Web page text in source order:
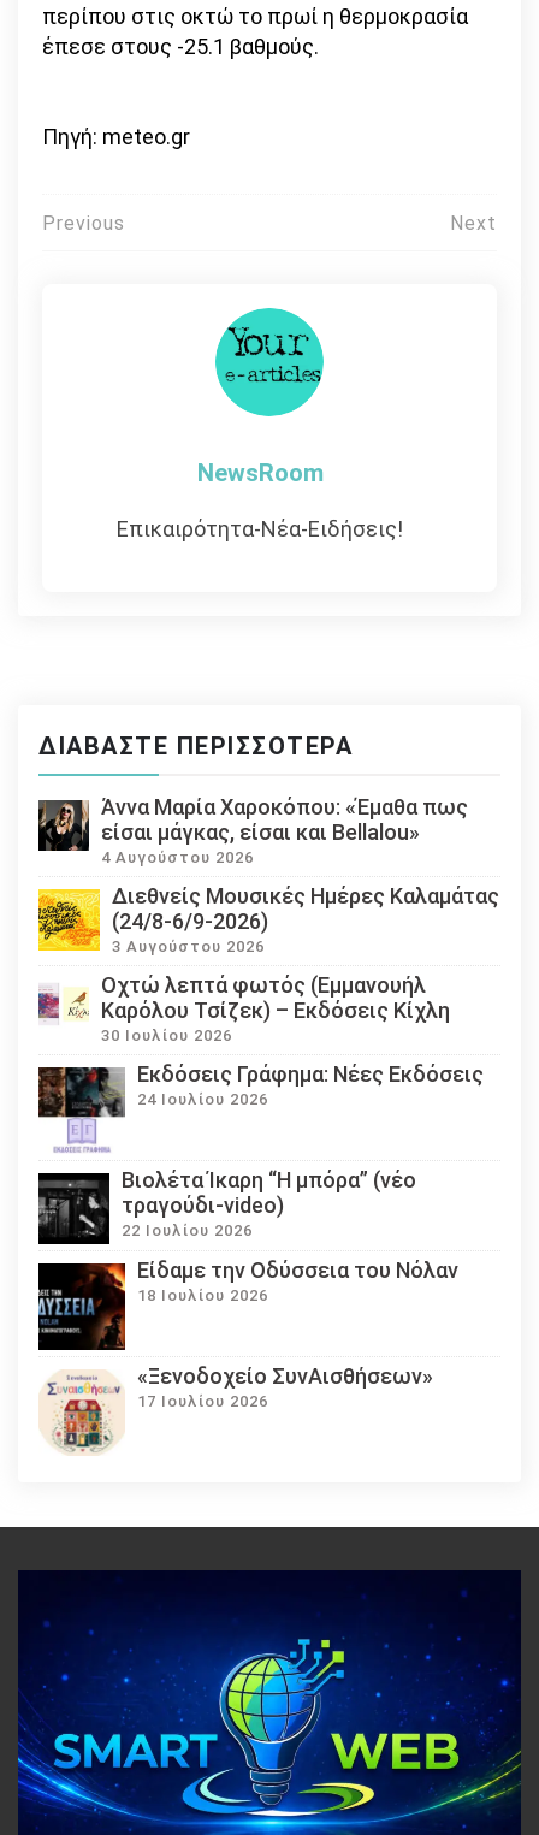
περίπου στις οκτώ το πρωί η θερμοκρασία
έπεσε στους -25.1 βαθμούς.
Πηγή: meteo.gr
Πλοήγηση
Previous Next
NewsRoom
Επικαιρότητα-Νέα-Ειδήσεις!
ΔΙΑΒΆΣΤΕ ΠΕΡΙΣΣΌΤΕΡΑ
Άννα Μαρία Χαροκόπου: «Έμαθα πως
είσαι μάγκας, είσαι και Bellalou»
4 Αυγούστου 2026
Διεθνείς Μουσικές Ημέρες Καλαμάτας
(24/8-6/9-2026)
3 Αυγούστου 2026
Οχτώ λεπτά φωτός (Εμμανουήλ
Καρόλου Τσίζεκ) – Εκδόσεις Κίχλη
30 Ιουλίου 2026
Εκδόσεις Γράφημα: Νέες Εκδόσεις
24 Ιουλίου 2026
Βιολέτα Ίκαρη “Η μπόρα” (νέο
τραγούδι-video)
22 Ιουλίου 2026
Eίδαμε την Οδύσσεια του Νόλαν
18 Ιουλίου 2026
«Ξενοδοχείο ΣυνΑισθήσεων»
17 Ιουλίου 2026